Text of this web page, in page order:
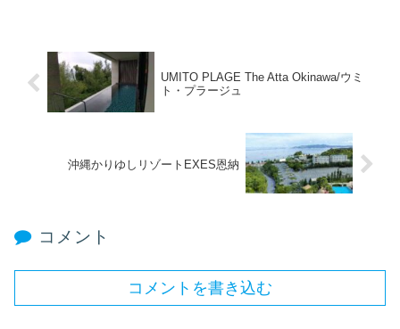
UMITO PLAGE The Atta Okinawa/ウミ
ト・プラージュ
沖縄かりゆしリゾートEXES恩納
コメント
コメントを書き込む